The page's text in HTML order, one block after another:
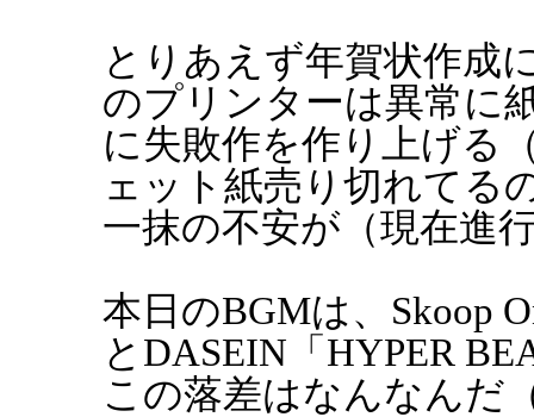
とりあえず年賀状作成
のプリンターは異常に
に失敗作を作り上げる
ェット紙売り切れてる
一抹の不安が（現在進
本日のBGMは、Skoop
とDASEIN「HYPER
この落差はなんなんだ